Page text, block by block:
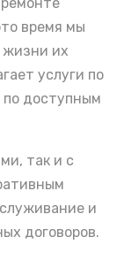
время мы
жизни их
услуги по
доступным
так и с
и
договоров.